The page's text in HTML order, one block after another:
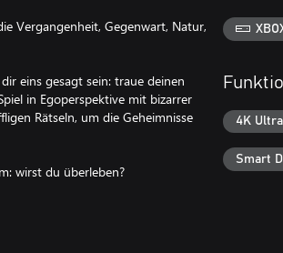
Vergangenheit, Gegenwart, Natur,
eins gesagt sein: traue deinen
in Egoperspektive mit bizarrer
Rätseln, um die Geheimnisse
wirst du überleben?
4K
Smart